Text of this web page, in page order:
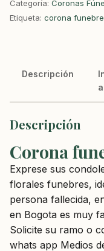
Categoría: Coronas
Etiqueta: corona funebre
Descripción
Descripción
Corona
Exprese sus
florales funebres,
persona fallecida,
en Bogota es muy
Solicite su ramo o
whats app Medios